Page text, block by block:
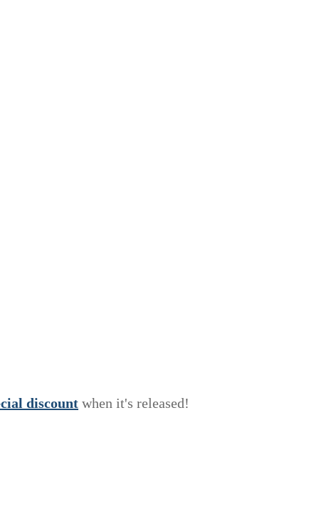
cial discount when it's released!